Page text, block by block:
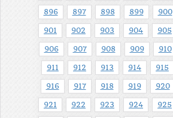
896 897 898 899 900
901 902 903 904 905
906 907 908 909 910
911 912 913 914 915
916 917 918 919 920
921 922 923 924 925